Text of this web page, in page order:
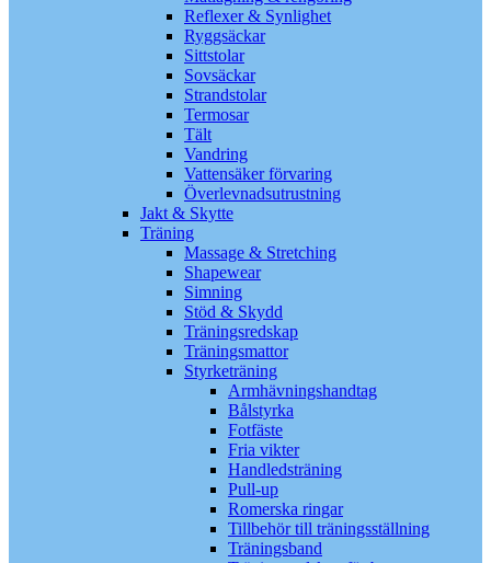
Reflexer & Synlighet
Ryggsäckar
Sittstolar
Sovsäckar
Strandstolar
Termosar
Tält
Vandring
Vattensäker förvaring
Överlevnadsutrustning
Jakt & Skytte
Träning
Massage & Stretching
Shapewear
Simning
Stöd & Skydd
Träningsredskap
Träningsmattor
Styrketräning
Armhävningshandtag
Bålstyrka
Fotfäste
Fria vikter
Handledsträning
Pull-up
Romerska ringar
Tillbehör till träningsställning
Träningsband